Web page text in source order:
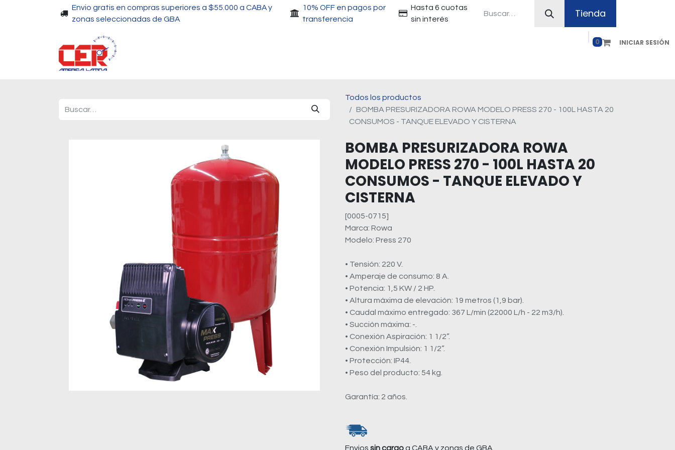
Envio gratis en compras superiores a $55.000 a CABA y
zonas seleccionadas de GBA
10% OFF en pagos por
transferencia
Hasta 6 cuotas
sin interés
Tienda
0 INICIAR SESIÓN
Todos los productos
BOMBA PRESURIZADORA ROWA MODELO PRESS 270 - 100L HASTA 20
CONSUMOS - TANQUE ELEVADO Y CISTERNA
BOMBA PRESURIZADORA ROWA
MODELO PRESS 270 - 100L HASTA 20
CONSUMOS - TANQUE ELEVADO Y
CISTERNA
[0005-0715]
Marca: Rowa
Modelo: Press 270
• Tensión: 220 V.
• Amperaje de consumo: 8 A.
• Potencia: 1,5 KW / 2 HP.
• Altura máxima de elevación: 19 metros (1,9 bar).
• Caudal máximo entregado: 367 L/min (22000 L/h - 22 m3/h).
• Succión máxima: -.
• Conexión Aspiración: 1 1/2”.
• Conexión Impulsión: 1 1/2”.
• Protección: IP44.
• Peso del producto: 54 kg.
Garantía: 2 años.
Envios sin cargoa CABA y zonas de GBA.